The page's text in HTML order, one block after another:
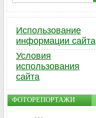
Использование
информации сайта
Условия
использования
сайта
ФОТОРЕПОРТАЖИ